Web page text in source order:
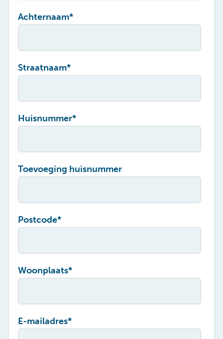
Achternaam*
Straatnaam*
Huisnummer*
Toevoeging huisnummer
Postcode*
Woonplaats*
E-mailadres*